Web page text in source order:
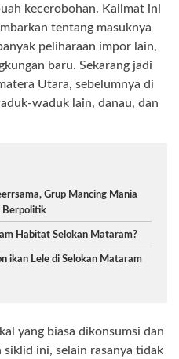
kecerobohan. Kalimat ini
tentang masuknya
peliharaan impor lain,
baru. Sekarang jadi
Utara, sebelumnya di
waduk lain, danau, dan
Grup Mancing Mania
Berpolitik
Habitat Selokan Mataram?
ikan Lele di Selokan Mataram
yang biasa dikonsumsi dan
siklid ini, selain rasanya tidak